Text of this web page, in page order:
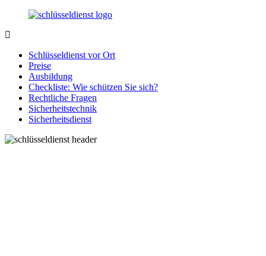
Zurück
Inhalt
Notlage
wird
gelöst!
Schlüsseldienst vor Ort
Preise
Ausbildung
Checkliste: Wie schützen Sie sich?
Rechtliche Fragen
Sicherheitstechnik
Sicherheitsdienst